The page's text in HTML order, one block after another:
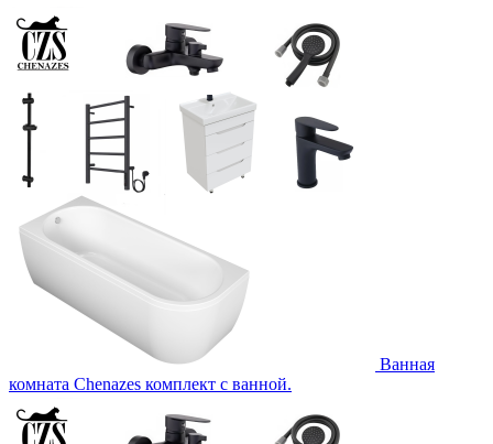
Ванная
комната Chenazes комплект с ванной.